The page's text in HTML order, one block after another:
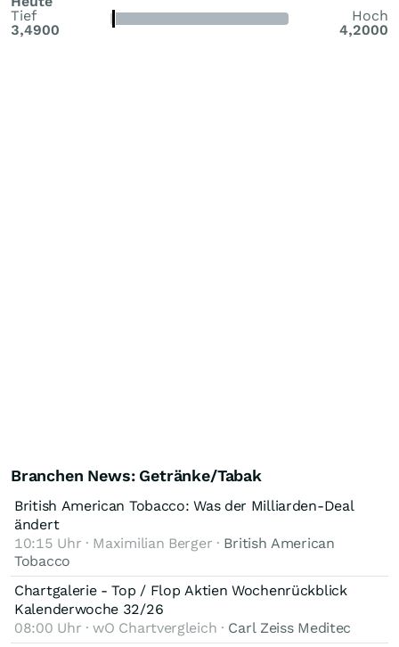
Tief
3,4900
Hoch
4,2000
Branchen News: Getränke/Tabak
British American Tobacco: Was der Milliarden-Deal
ändert
10:15 Uhr · Maximilian Berger · British American
Tobacco
Chartgalerie - Top / Flop Aktien Wochenrückblick
Kalenderwoche 32/26
08:00 Uhr · wO Chartvergleich · Carl Zeiss Meditec